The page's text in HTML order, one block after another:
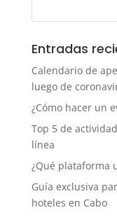
Entradas
Calendario de
luego de
¿Cómo hacer un
Top 5 de
línea
¿Qué plataforma
Guía exclusiva
hoteles en Cabo